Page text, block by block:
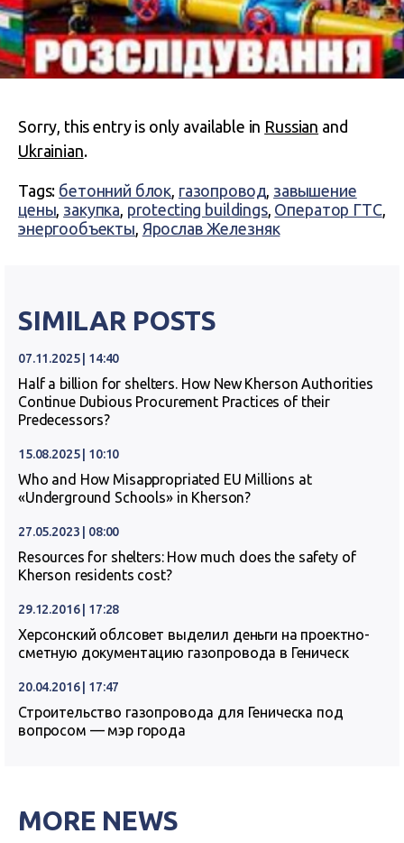
Sorry, this entry is only available in Russian and
Ukrainian.
Tags: бетонний блок, газопровод, завышение
цены, закупка, protecting buildings, Оператор ГТС,
энергообъекты, Ярослав Железняк
SIMILAR POSTS
07.11.2025 | 14:40
Half a billion for shelters. How New Kherson Authorities
Continue Dubious Procurement Practices of their
Predecessors?
15.08.2025 | 10:10
Who and How Misappropriated EU Millions at
«Underground Schools» in Kherson?
27.05.2023 | 08:00
Resources for shelters: How much does the safety of
Kherson residents cost?
29.12.2016 | 17:28
Херсонский облсовет выделил деньги на проектно-
сметную документацию газопровода в Геническ
20.04.2016 | 17:47
Строительство газопровода для Геническа под
вопросом — мэр города
MORE NEWS